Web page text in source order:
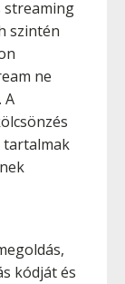
szintén
ne
A
tartalmak
kódját és